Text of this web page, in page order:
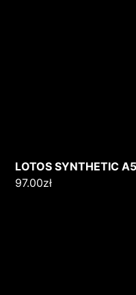
LOTOS SYNTHETIC
97.00zł